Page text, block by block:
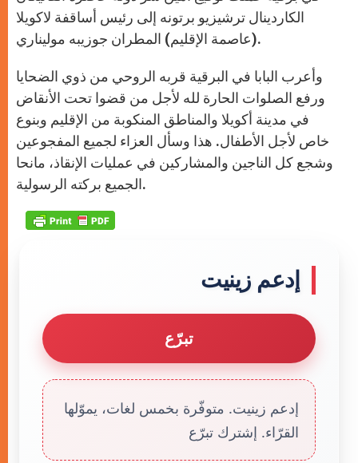
الكاردينال ترشيزيو برتونه إلى رئيس أساقفة لاكويلا
(عاصمة الإقليم) المطران جوزيبه موليناري.
وأعرب البابا في البرقية قربه الروحي من ذوي الضحايا
ورفع الصلوات الحارة لله لأجل من قضوا تحت الأنقاض
في مدينة أكويلا والمناطق المنكوبة من الإقليم وبنوع
خاص لأجل الأطفال. هذا وسأل العزاء لجميع المفجوعين
وشجع كل الناجين والمشاركين في عمليات الإنقاذ، مانحا
الجميع بركته الرسولية.
إدعم زينيت
تبرّع
إدعم زينيت. متوفّرة بخمس لغات، يموّلها
القرّاء. إشترك تبرّع